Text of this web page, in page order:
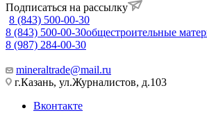
Подписаться на рассылку
8 (843) 500-00-30
8 (843) 500-00-30общестроительные
8 (987) 284-00-30
mineraltrade@mail.ru
г.Казань, ул.Журналистов, д.103
Вконтакте